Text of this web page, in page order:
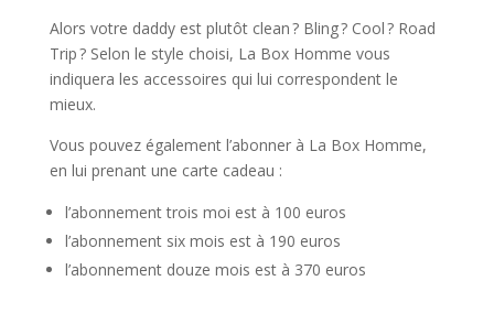
Alors votre daddy est plutôt clean ? Bling ? Cool ? Road
Trip ? Selon le style choisi, La Box Homme vous
indiquera les accessoires qui lui correspondent le
mieux.
Vous pouvez également l’abonner à La Box Homme,
en lui prenant une carte cadeau :
l’abonnement trois moi est à 100 euros
l’abonnement six mois est à 190 euros
l’abonnement douze mois est à 370 euros